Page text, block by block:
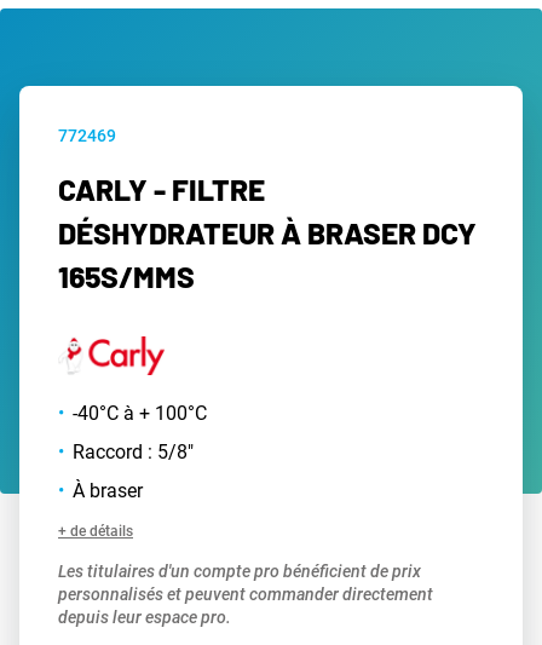
772469
CARLY - FILTRE
DÉSHYDRATEUR À BRASER DCY
165S/MMS
-40°C à + 100°C
Raccord : 5/8"
À braser
+ de détails
Les titulaires d'un compte pro bénéficient de prix
personnalisés et peuvent commander directement
depuis leur espace pro.